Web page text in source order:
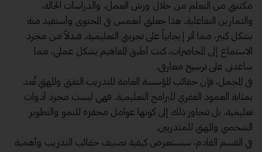
مكنتني من التعلم من خلال ورش العمل، والدراسات الحالة،
والتمارين التفاعلية. هذا جعلني أنغمس في المحتوى وأستفيد منه
بشكل كبير، مما أثر إيجابياً على تجربتي التعليمية. فبدلاً من مجرد
الاستماع إلى المحاضرات، كنت أطبق المفاهيم بشكل عملي، مما
ساعدني على ترسيخ معارفي.
في المجمل، فإن حقائب المؤسسة العامة للتدريب التقني والمهني تُعد
بمثابة العمود الفقري للبرامج التعليمية. فهي ليست مجرد أدوات
تعليمية، بل تتجاوز ذلك إلى كونها عوامل محفزة للنمو والتطوير
الشخصي والمهني للمتدربين.
في القسم القادم، سنستعرض كيفية تصنيف حقائب التدريب وأهمية